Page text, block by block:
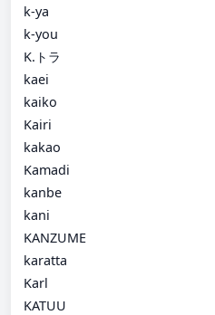
k-ya
k-you
K.トラ
kaei
kaiko
Kairi
kakao
Kamadi
kanbe
kani
KANZUME
karatta
Karl
KATUU